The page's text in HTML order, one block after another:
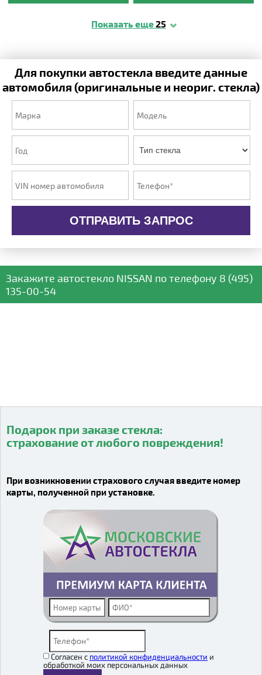
Показать еще25
Для покупки автостекла введите данные
автомобиля (оригинальные и неориг. стекла)
ОТПРАВИТЬ ЗАПРОС
Закажите автостекло NISSAN по телефону 8 (495)
135-00-54
Видео о компании
Подарок при заказе стекла:
страхование от любого повреждения!
При возникновении страхового случая введите номер
карты, полученной при установке.
Согласен с политикой конфиденциальности и
обработкой моих персональных данных